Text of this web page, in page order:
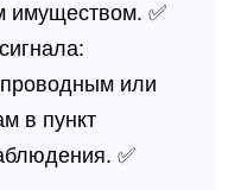
имуществом. ✅
или
в пункт
✅